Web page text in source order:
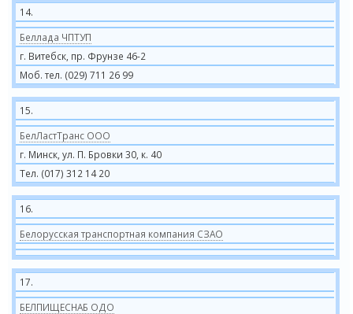
14.
Беллада ЧПТУП
г. Витебск, пр. Фрунзе 46-2
Моб. тел. (029) 711 26 99
15.
БелЛастТранс ООО
г. Минск, ул. П. Бровки 30, к. 40
Тел. (017) 312 14 20
16.
Белорусская транспортная компания СЗАО
17.
БЕЛПИЩЕСНАБ ОДО